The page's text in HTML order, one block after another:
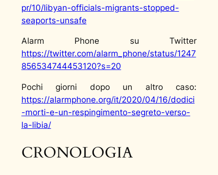
pr/10/libyan-officials-migrants-stopped-
seaports-unsafe
Alarm Phone su Twitter
https://twitter.com/alarm_phone/status/1247
856534744453120?s=20
Pochi giorni dopo un altro caso:
https://alarmphone.org/it/2020/04/16/dodici
-morti-e-un-respingimento-segreto-verso-
la-libia/
CRONOLOGIA